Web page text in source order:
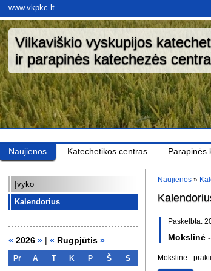
www.vkpkc.lt
Vilkaviškio vyskupijos
ir parapinės katechezės
Naujienos Katechetikos centras Parapinės
Įvyko
Kalendorius
« 2026 » | « Rugpjūtis »
Pr A T K P Š
S
Naujienos »
Paskelbta:
Mokslinė
Mokslinė -